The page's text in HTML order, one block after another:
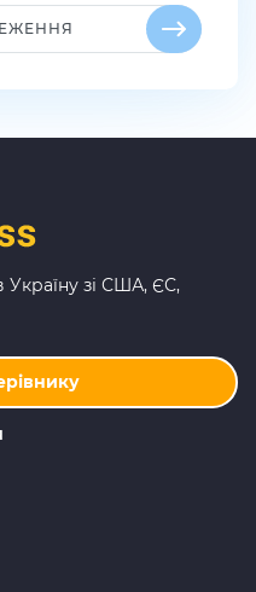
Україну зі США, ЄС,